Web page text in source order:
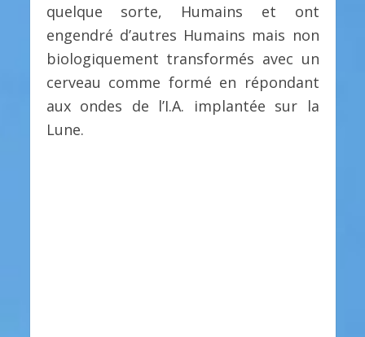
quelque sorte, Humains et ont
engendré d’autres Humains mais non
biologiquement transformés avec un
cerveau comme formé en répondant
aux ondes de l’I.A. implantée sur la
Lune.